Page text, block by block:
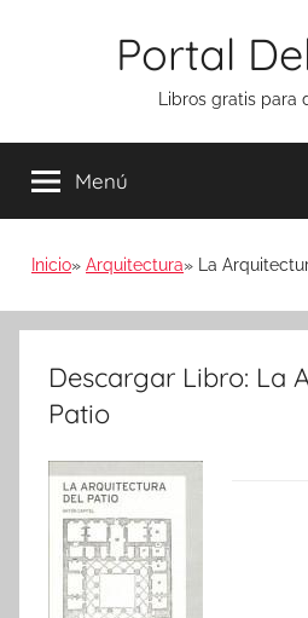
Portal
Libros gratis para
Menú
Inicio Arquitectura La
Descargar Libro: La
Patio